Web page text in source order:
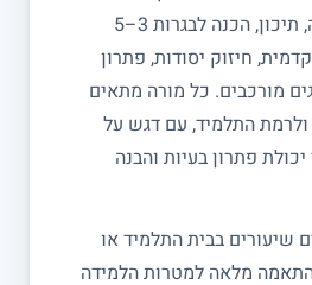
הרמות: יסודי, חטיבה, תיכון, הכנה לבגרות 3–5
חיזוק יסודות, פתרון
מורכבים. כל מורה מתאים
התלמיד, עם דגש על
פתרון בעיות והבנה
שיעורים בבית התלמיד או
מלאה למטרות הלמידה